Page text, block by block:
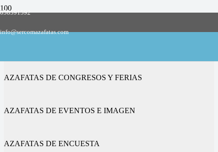
658591592
info@sercomazafatas.com
AZAFATAS DE CONGRESOS Y FERIAS
AZAFATAS DE EVENTOS E IMAGEN
AZAFATAS DE ENCUESTA